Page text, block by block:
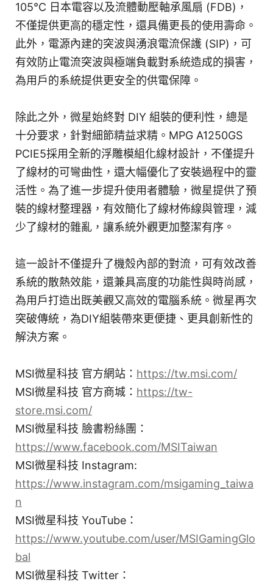
105°C 日本電容以及流體動壓軸承風扇 (FDB)，
不僅提供更高的穩定性，還具備更長的使用壽命。
此外，電源內建的突波與湧浪電流保護 (SIP)，可
有效防止電流突波與極端負載對系統造成的損害，
為用戶的系統提供更安全的供電保障。
除此之外，微星始終對 DIY 組裝的便利性，總是
十分要求，針對細節精益求精。MPG A1250GS
PCIE5採用全新的浮雕模組化線材設計，不僅提升
了線材的可彎曲性，還大幅優化了安裝過程中的靈
活性。為了進一步提升使用者體驗，微星提供了預
裝的線材整理器，有效簡化了線材佈線與管理，減
少了線材的雜亂，讓系統外觀更加整潔有序。
這一設計不僅提升了機殼內部的對流，可有效改善
系統的散熱效能，還兼具高度的功能性與時尚感，
為用戶打造出既美觀又高效的電腦系統。微星再次
突破傳統，為DIY組裝帶來更便捷、更具創新性的
解決方案。
MSI微星科技 官方網站： https://tw.msi.com/
MSI微星科技 官方商城： https://tw-
store.msi.com/
MSI微星科技 臉書粉絲團：
https://www.facebook.com/MSITaiwan
MSI微星科技 Instagram:
https://www.instagram.com/msigaming_taiwa
n
MSI微星科技 YouTube：
https://www.youtube.com/user/MSIGamingGlo
bal
MSI微星科技 Twitter：